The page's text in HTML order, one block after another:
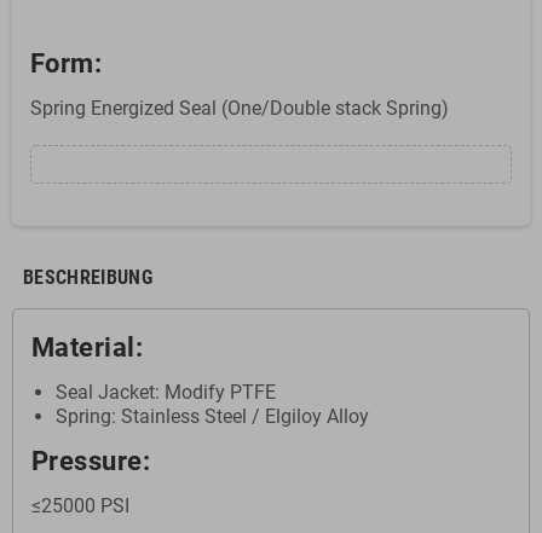
Form:
Spring Energized Seal (One/Double stack Spring)
BESCHREIBUNG
Material:
Seal Jacket: Modify PTFE
Spring: Stainless Steel / Elgiloy Alloy
Pressure:
≤25000 PSI